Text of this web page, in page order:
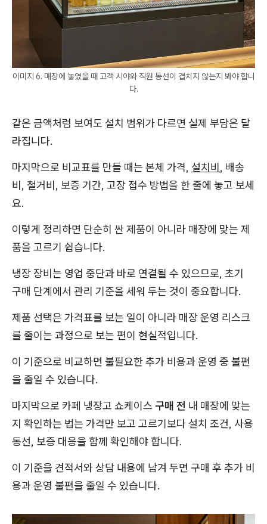
이미지 6. 매장에 놓였을 때 고객 시야와 직원 동선이 겹치지 않는지 봐야 합니
다.
같은 금액처럼 보여도 설치 범위가 다르면 실제 부담은 달
라집니다.
마지막으로 비교표를 만들 때는 본체 가격, 설치비, 배송
비, 철거비, 보증 기간, 고장 접수 방법을 한 줄에 놓고 보세
요.
이렇게 정리하면 단순히 싼 제품이 아니라 매장에 맞는 제
품을 고르기 쉽습니다.
냉장 장비는 영업 중단과 바로 연결될 수 있으므로, 초기
구매 단계에서 관리 기준을 세워 두는 것이 중요합니다.
제품 선택은 가격표를 보는 일이 아니라 매장 운영 리스크
를 줄이는 과정으로 보는 편이 현실적입니다.
이 기준으로 비교하면 불필요한 추가 비용과 운영 중 불편
을 줄일 수 있습니다.
마지막으로 카페 냉장고 쇼케이스 구매 전 내 매장에 맞는
지 확인하는 법는 가격만 보고 고르기보다 설치 조건, 사용
동선, 보증 대응을 함께 확인해야 합니다.
이 기준을 견적서와 상담 내용에 남겨 두면 구매 후 추가 비
용과 운영 불편을 줄일 수 있습니다.